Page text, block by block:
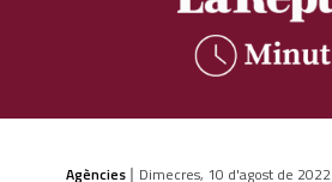
Agències | Dimecres, 10 d'agost de 2022